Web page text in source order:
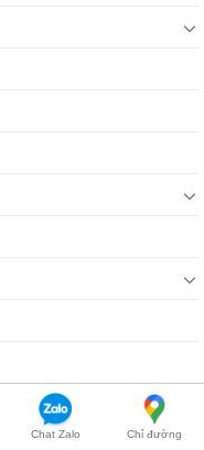
Chat Zalo Chỉ đường